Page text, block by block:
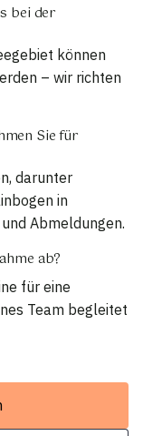
bei der
können
– wir richten
Sie für
darunter
in
Abmeldungen.
ab?
für eine
Team begleitet